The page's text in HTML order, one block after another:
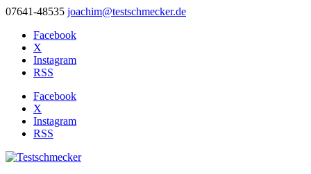
07641-48535 joachim@testschmecker.de
Facebook
X
Instagram
RSS
Facebook
X
Instagram
RSS